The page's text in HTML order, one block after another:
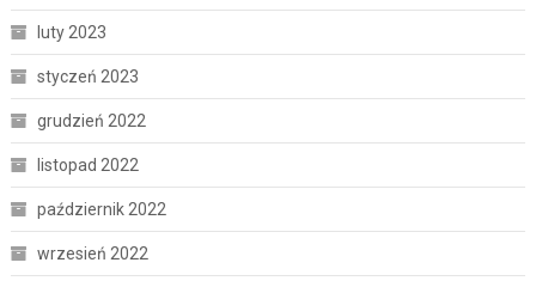
luty 2023
styczeń 2023
grudzień 2022
listopad 2022
październik 2022
wrzesień 2022